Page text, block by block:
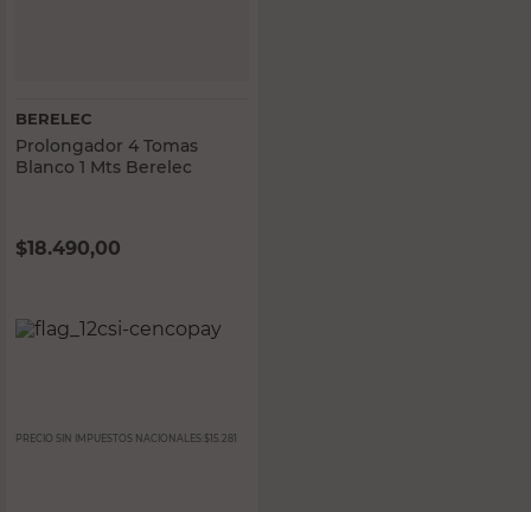
BERELEC
Prolongador 4 Tomas
Blanco 1 Mts Berelec
$18.490,00
PRECIO SIN IMPUESTOS NACIONALES: $15.281